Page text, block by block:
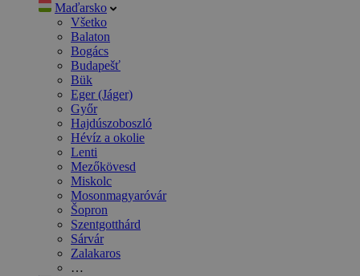
Maďarsko
Všetko
Balaton
Bogács
Budapešť
Bük
Eger (Jáger)
Győr
Hajdúszoboszló
Hévíz a okolie
Lenti
Mezőkövesd
Miskolc
Mosonmagyaróvár
Šopron
Szentgotthárd
Sárvár
Zalakaros
…